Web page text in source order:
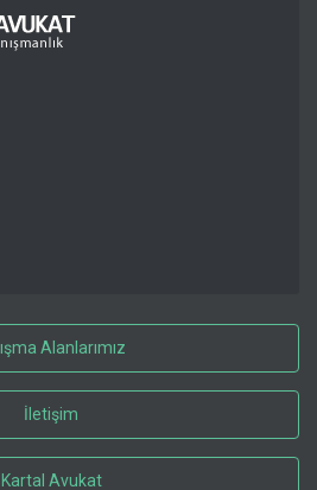
Alanlarımız
İletişim
Kartal Avukat